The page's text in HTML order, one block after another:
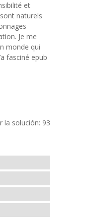
et
naturels
Je me
monde qui
fasciné epub